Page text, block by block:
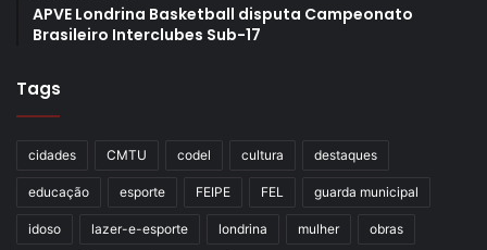
APVE Londrina Basketball disputa Campeonato
Brasileiro Interclubes Sub-17
Tags
cidades CMTU codel cultura destaques
educação esporte FEIPE FEL guarda municipal
idoso lazer-e-esporte londrina mulher obras